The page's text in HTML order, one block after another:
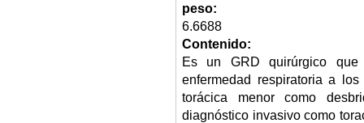
peso:
6.6688
Contenido:
Es un GRD quirúrgico
enfermedad respiratoria a
torácica menor como
diagnóstico invasivo como